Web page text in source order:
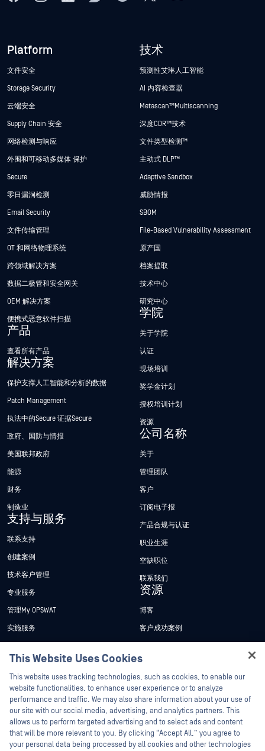
Platform
文件安全
Storage Security
云端安全
Supply Chain 安全
网络检测与响应
外围和可移动多媒体 保护
Secure
零日漏洞检测
Email Security
文件传输管理
OT 和网络物理系统
跨领域解决方案
数据二极管和安全网关
OEM 解决方案
便携式恶意软件扫描
产品
查看所有产品
解决方案
保护支撑人工智能和分析的数据
Patch Management
执法中的Secure 证据Secure
政府、国防与情报
美国联邦政府
能源
财务
制造业
支持与服务
联系支持
创建案例
技术客户管理
专业服务
管理My OPSWAT
实施服务
技术文档
培训
漏洞计划
合作伙伴
认证
技术合作伙伴
技术
预测性艾琳人工智能
AI 内容检查器
Metascan™ Multiscanning
深度CDR™技术
文件类型检测™
主动式 DLP™
Adaptive Sandbox
威胁情报
SBOM
File-Based Vulnerability Assessment
原产国
档案提取
技术中心
研究中心
学院
关于学院
认证
现场培训
奖学金计划
授权培训计划
资源
公司名称
关于
管理团队
客户
订阅电子报
产品合规与认证
职业生涯
空缺职位
联系我们
资源
博客
客户成功案例
新闻报道
活动
网络研讨会
产品型录
白皮书
This Website Uses Cookies
This website uses tracking technologies, such as cookies, to enable our
website functionalities, to enhance user experience or to analyze
performance and traffic. We may also share information about your use of
our site with our social media, advertising, and analytics partners. This
allows us to perform targeted advertising and to select ads and content
that will be more relevant to you. By clicking “Accept All,” you agree to
your personal data being processed by all cookies and other technologies
Hey there!
I'm Ozzy, your OPSWAT virtual assistant.
How can I help you secure what's critical
today?